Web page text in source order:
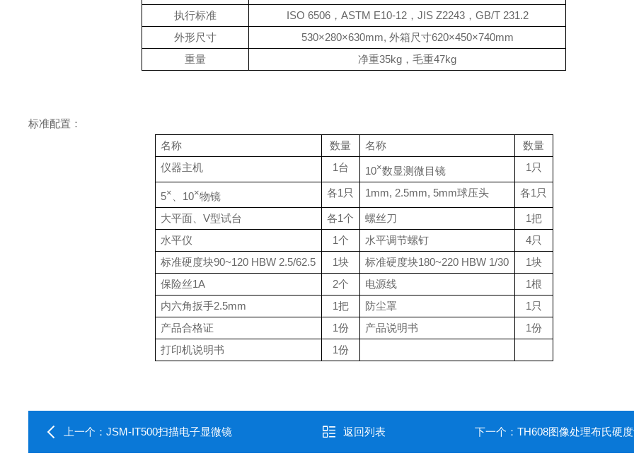
执行标准
ISO 6506， ASTM E10-12， JIS Z2243， GB/T 231.2
外形尺寸
530×280×630mm, 外箱尺寸620×450×740mm
重量
净重35kg ，毛重47kg
标准配置：
名称
数量 名称
数量
仪器主机
1台 10×数显测微目镜 1 只
5× 10×物镜 各1 只 1mm, 2.5mm, 5mm球压头 各1 只
大平面、V型试台 各1个 螺丝刀 1把
水平仪
1个 水平调节螺钉 4只
标准硬度块90~120 HBW 2.5/62.5 1块 标准硬度块180~220 HBW 1/30 1块
保险丝1A 2个 电源线 1根
内六角扳手2.5mm 1把 防尘罩 1 只
产品合格证
1份 产品说明书 1份
打印机说明书
1份
上一个：JSM-IT500扫描电子显微镜 返回列表 下一个：TH608图像处理布氏硬